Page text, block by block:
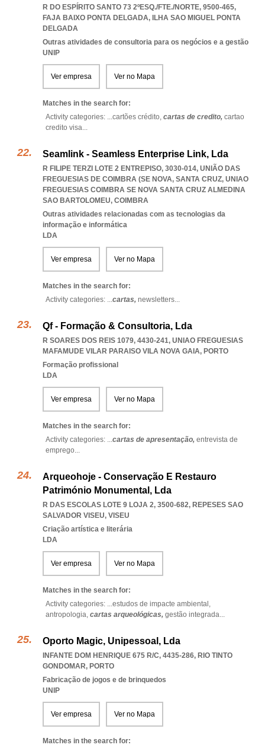
R DO ESPÍRITO SANTO 73 2ºESQ./FTE./NORTE, 9500-465,
FAJA BAIXO PONTA DELGADA, ILHA SAO MIGUEL PONTA
DELGADA
Outras atividades de consultoria para os negócios e a gestão
UNIP
Ver empresa Ver no Mapa
Matches in the search for:
Activity categories: ...cartões crédito, cartas de credito, cartao
credito visa...
Seamlink - Seamless Enterprise Link, Lda
R FILIPE TERZI LOTE 2 ENTREPISO, 3030-014, UNIÃO DAS
FREGUESIAS DE COIMBRA (SE NOVA, SANTA CRUZ, UNIAO
FREGUESIAS COIMBRA SE NOVA SANTA CRUZ ALMEDINA
SAO BARTOLOMEU, COIMBRA
Outras atividades relacionadas com as tecnologias da
informação e informática
LDA
Ver empresa Ver no Mapa
Matches in the search for:
Activity categories: ...cartas, newsletters...
Qf - Formação & Consultoria, Lda
R SOARES DOS REIS 1079, 4430-241, UNIAO FREGUESIAS
MAFAMUDE VILAR PARAISO VILA NOVA GAIA, PORTO
Formação profissional
LDA
Ver empresa Ver no Mapa
Matches in the search for:
Activity categories: ...cartas de apresentação, entrevista de
emprego...
Arqueohoje - Conservação E Restauro
Património Monumental, Lda
R DAS ESCOLAS LOTE 9 LOJA 2, 3500-682, REPESES SAO
SALVADOR VISEU, VISEU
Criação artística e literária
LDA
Ver empresa Ver no Mapa
Matches in the search for:
Activity categories: ...estudos de impacte ambiental,
antropologia, cartas arqueológicas, gestão integrada...
Oporto Magic, Unipessoal, Lda
INFANTE DOM HENRIQUE 675 R/C, 4435-286, RIO TINTO
GONDOMAR, PORTO
Fabricação de jogos e de brinquedos
UNIP
Ver empresa Ver no Mapa
Matches in the search for: